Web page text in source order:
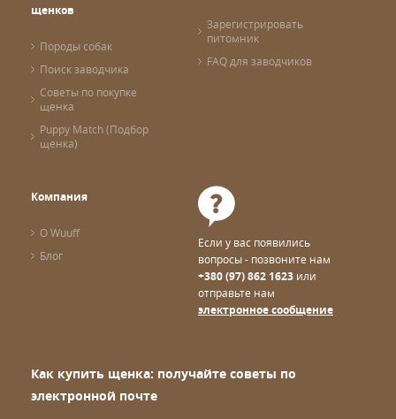
щенков
Породы собак
Поиск заводчика
Советы по покупке
щенка
Puppy Match (Подбор
щенка)
Зарегистрировать
питомник
FAQ для заводчиков
Компания
О Wuuff
Блог
Если у вас появились
вопросы - позвоните нам
+380 (97) 862 1623 или
отправьте нам
электронное сообщение
Как купить щенка: получайте советы по
электронной почте